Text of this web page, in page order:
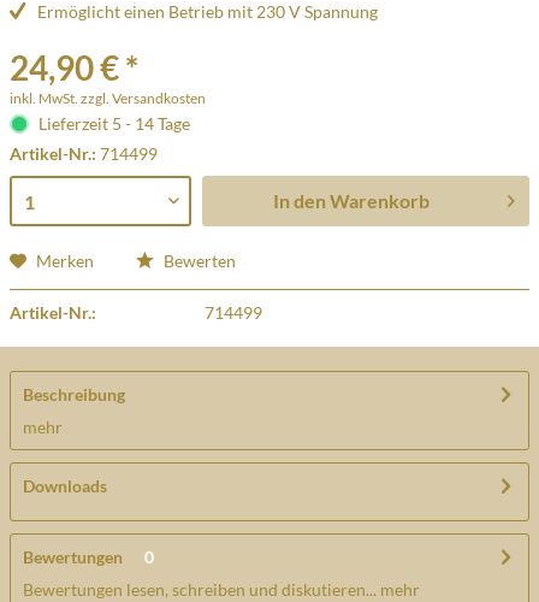
Ermöglicht einen Betrieb mit 230 V Spannung
24,90 € *
inkl. MwSt. zzgl. Versandkosten
Lieferzeit 5 - 14 Tage
Artikel-Nr.: 714499
In den Warenkorb
Merken Bewerten
Artikel-Nr.: 714499
Beschreibung
mehr
Downloads
Bewertungen
0
Bewertungen lesen, schreiben und diskutieren... mehr